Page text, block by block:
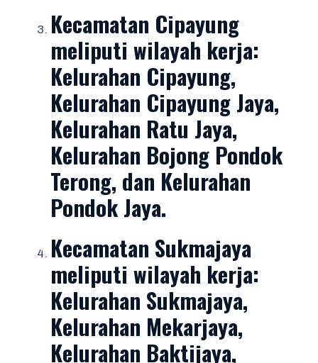
Kecamatan Cipayung
meliputi wilayah kerja:
Kelurahan Cipayung,
Kelurahan Cipayung Jaya,
Kelurahan Ratu Jaya,
Kelurahan Bojong Pondok
Terong, dan Kelurahan
Pondok Jaya.
Kecamatan Sukmajaya
meliputi wilayah kerja:
Kelurahan Sukmajaya,
Kelurahan Mekarjaya,
Kelurahan Baktijaya,